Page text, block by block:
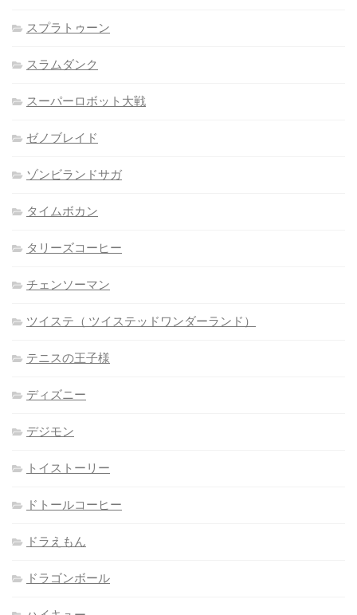
スプラトゥーン
スラムダンク
スーパーロボット大戦
ゼノブレイド
ゾンビランドサガ
タイムボカン
タリーズコーヒー
チェンソーマン
ツイステ（ ツイステッドワンダーランド）
テニスの王子様
ディズニー
デジモン
トイストーリー
ドトールコーヒー
ドラえもん
ドラゴンボール